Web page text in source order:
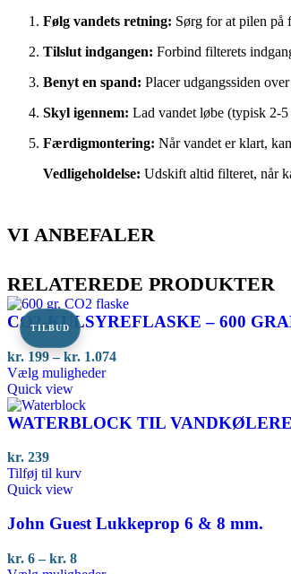
Følg vandets retning: Sørg for at pilen på
Tilslut indgangen: Forbind filterets
Benyt en spand: Placer udgangssiden
Skyl igennem: Lad vandet løbe (typisk 2-
Færdigmontering: Når vandet er klart,
Vedligeholdelse: Udskift altid filteret, når
VI ANBEFALER
RELATEREDE PRODUKTER
TILBUD
CO2-KULSYREFLASKE – 600
kr. 199 – kr. 1.074Prisinterval:
Vælg mulighederDette
flere
varesiden
Quick view
WATERBLOCK TIL VANDKØLERE
kr. 239
Tilføj til kurv
Quick view
John Guest Lukkeprop 6 & 8 mm.
kr. 6 – kr. 8Prisinterval: